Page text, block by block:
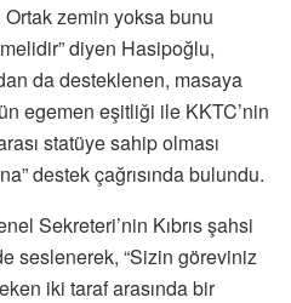
Ortak zemin yoksa bunu
diyen Hasipoğlu,
da desteklenen, masaya
egemen eşitliği ile KKTC’nin
statüye sahip olması
destek çağrısında bulundu.
Sekreteri’nin Kıbrıs şahsi
seslenerek, “Sizin göreviniz
iki taraf arasında bir